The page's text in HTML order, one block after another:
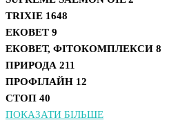
TRIXIE 1648
ЕКОВЕТ 9
ЕКОВЕТ, ФІТОКОМПЛЕКСИ 8
ПРИРОДА 211
ПРОФІЛАЙН 12
СТОП 40
ПОКАЗАТИ БІЛЬШЕ